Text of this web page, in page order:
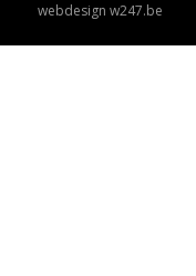
webdesign w247.be